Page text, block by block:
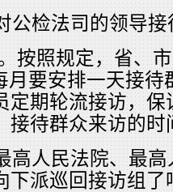
公检法司的领导
按照规定，省、
月要安排一天接
定期轮流接访，
接待群众来访的
高人民法院、最
下派巡回接访组了